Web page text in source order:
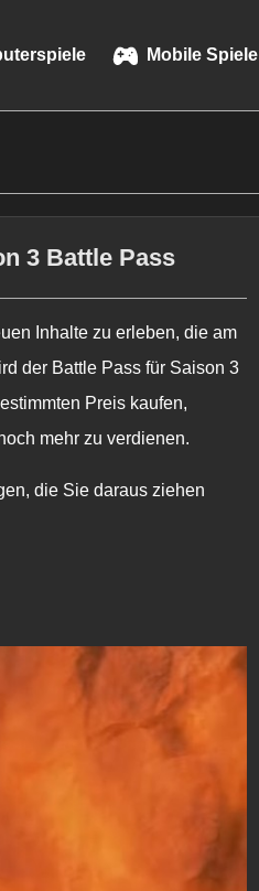
Mobile Spiele
3 Battle Pass
Inhalte zu erleben, die am
der Battle Pass für Saison 3
Preis kaufen,
mehr zu verdienen.
die Sie daraus ziehen